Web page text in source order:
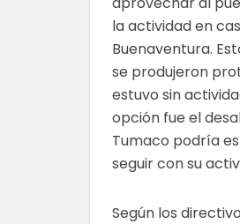
la actividad en
Buenaventura.
se produjeron
estuvo sin
opción fue el
Tumaco podría
seguir con su
Según los